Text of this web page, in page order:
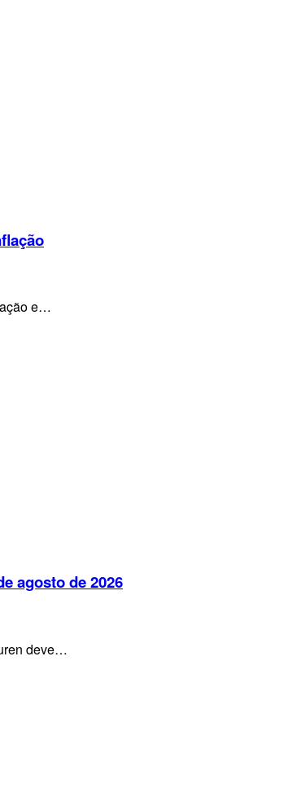
e…
agosto de 2026
deve…